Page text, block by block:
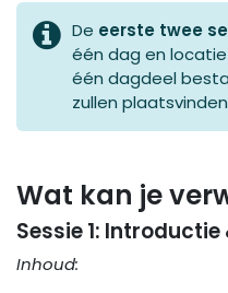
De eerste twee
één dag en
één dagdeel
zullen
Wat kan je
Sessie 1: Introductie
Inhoud: